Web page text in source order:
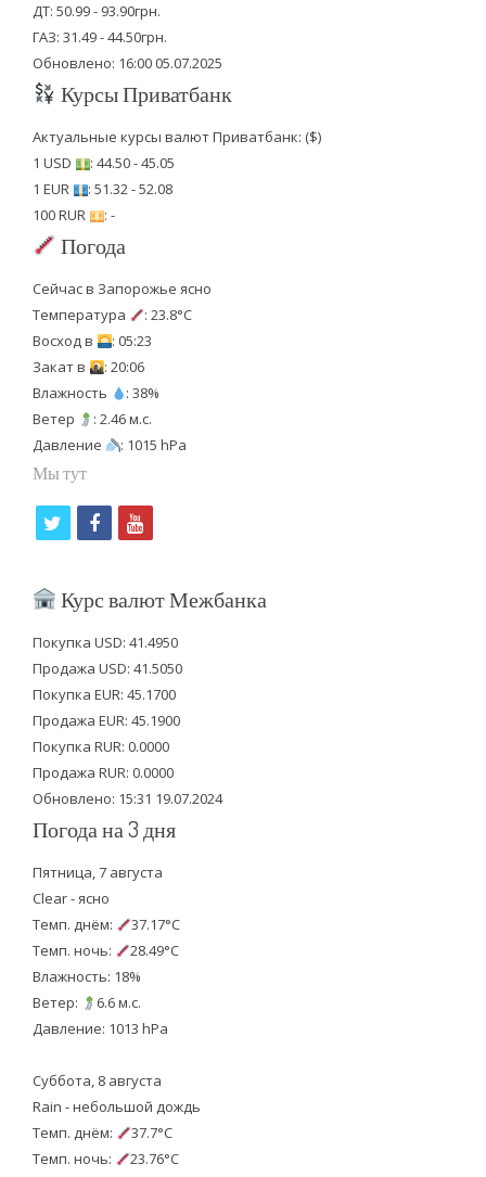
ДТ: 50.99 - 93.90грн.
ГАЗ: 31.49 - 44.50грн.
Обновлено: 16:00 05.07.2025
Курсы Приватбанк
Актуальные курсы валют Приватбанк: ($)
1 USD
: 44.50 - 45.05
1 EUR
: 51.32 - 52.08
100 RUR
: -
Погода
Сейчас в Запорожье ясно
Температура
: 23.8°C
Восход в
: 05:23
Закат в
: 20:06
Влажность
: 38%
Ветер
: 2.46 м.с.
Давление
: 1015 hPa
Мы тут
i
t
e
r
f
c
b
o
o
k
y
u
u
b
e
Курс валют Межбанка
Покупка USD: 41.4950
Продажа USD: 41.5050
Покупка EUR: 45.1700
Продажа EUR: 45.1900
Покупка RUR: 0.0000
Продажа RUR: 0.0000
Обновлено: 15:31 19.07.2024
Погода на 3 дня
Пятница, 7 августа
Clear - ясно
Темп. днём:
37.17°C
Темп. ночь:
28.49°C
Влажность: 18%
Ветер:
6.6 м.с.
Давление: 1013 hPa
Суббота, 8 августа
Rain - небольшой дождь
Темп. днём:
37.7°C
Темп. ночь:
23.76°C